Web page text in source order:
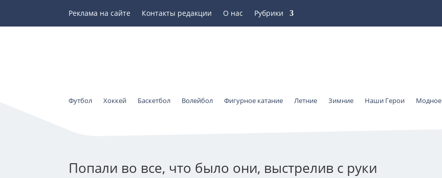
Реклама на сайте Контакты редакции О нас Рубрики
Футбол Хоккей Баскетбол Волейбол Фигурное катание Летние Зимние Наши Герои Модное
Попали во все, что было они, выстрелив с руки